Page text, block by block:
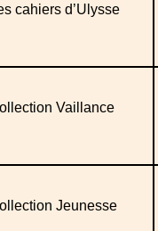
cahiers d’Ulysse
Vaillance
Jeunesse